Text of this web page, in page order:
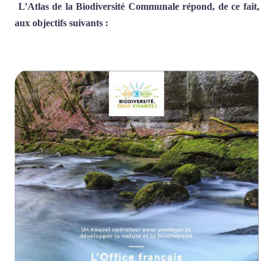
L’Atlas de la Biodiversité Communale répond, de ce fait,
aux objectifs suivants :